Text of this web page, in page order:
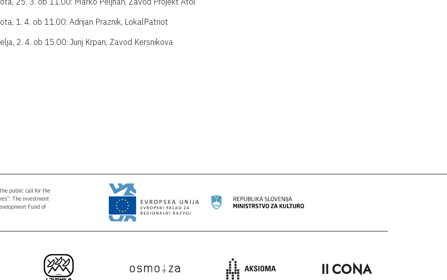
1. 4. ob 11.00: Adrijan Praznik, LokalPatriot
2. 4. ob 15.00: Jurij Krpan, Zavod Kersnikova
public call for the
The investment
Fund of